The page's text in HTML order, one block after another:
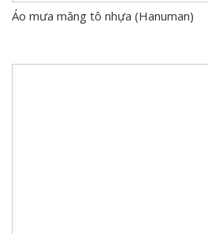
Áo mưa măng tô nhựa (Hanuman)